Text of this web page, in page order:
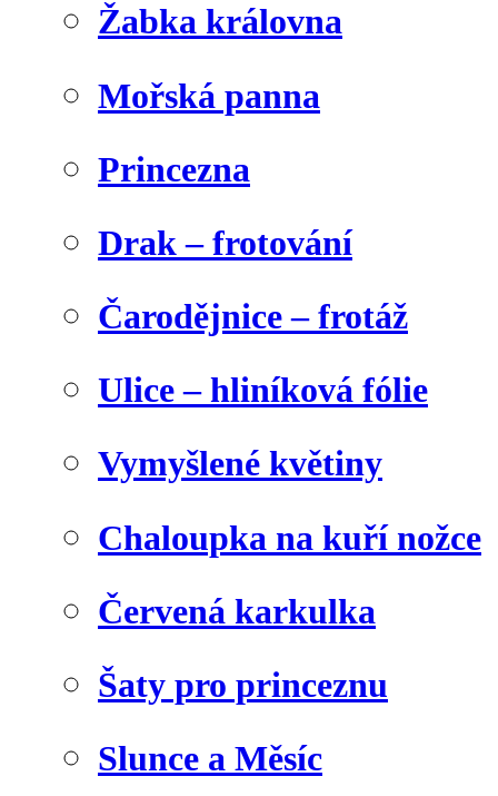
Žabka královna
Mořská panna
Princezna
Drak – frotování
Čarodějnice – frotáž
Ulice – hliníková fólie
Vymyšlené květiny
Chaloupka na kuří nožce
Červená karkulka
Šaty pro princeznu
Slunce a Měsíc